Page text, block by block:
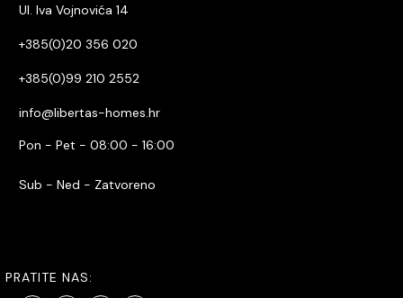
Ul. Iva Vojnovića 14
+385(0)20 356 020
+385(0)99 210 2552
info@libertas-homes.hr
Pon - Pet - 08:00 - 16:00
Sub - Ned - Zatvoreno
PRATITE NAS: